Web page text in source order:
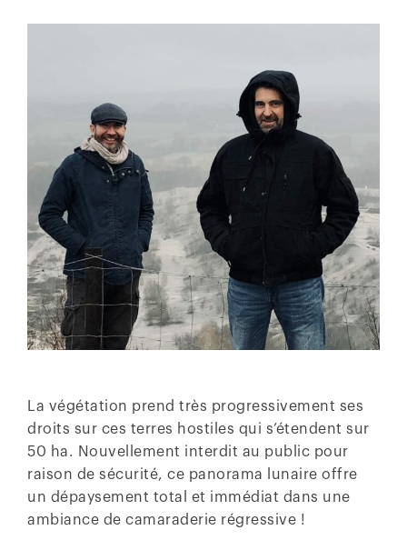
La végétation prend très progressivement ses
droits sur ces terres hostiles qui s’étendent sur
50 ha. Nouvellement interdit au public pour
raison de sécurité, ce panorama lunaire offre
un dépaysement total et immédiat dans une
ambiance de camaraderie régressive !